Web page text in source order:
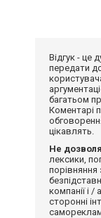
Відгук - це
передати
багатьом
Коментарі
цікавлять.
Не
лексики,
компанії і /
сторонні